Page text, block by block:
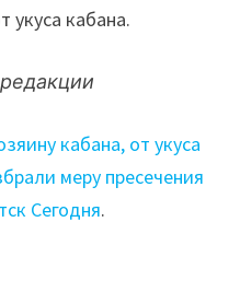
укуса кабана.
кабана, от укуса
меру пресечения
Сегодня.